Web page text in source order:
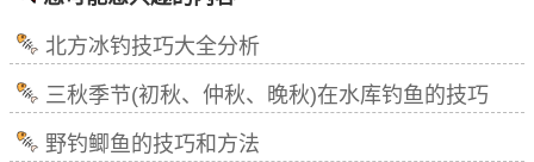
北方冰钓技巧大全分析
三秋季节(初秋、仲秋、晚秋)在水库钓鱼的技巧
野钓鲫鱼的技巧和方法